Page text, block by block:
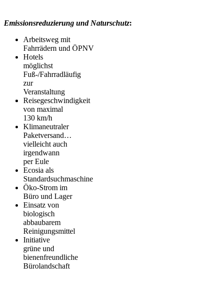
Emissionsreduzierung und Naturschutz:
Arbeitsweg mit
Fahrrädern und ÖPNV
Hotels
möglichst
Fuß-/Fahrradläufig
zur
Veranstaltung
Reisegeschwindigkeit
von maximal
130 km/h
Klimaneutraler
Paketversand…
vielleicht auch
irgendwann
per Eule
Ecosia als
Standardsuchmaschine
Öko-Strom im
Büro und Lager
Einsatz von
biologisch
abbaubarem
Reinigungsmittel
Initiative
grüne und
bienenfreundliche
Bürolandschaft